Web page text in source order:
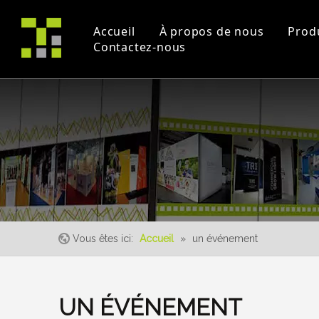
Accueil À propos de nous
Contactez-nous
Vous êtes ici: Accueil » un événement
UN ÉVÉNEMENT